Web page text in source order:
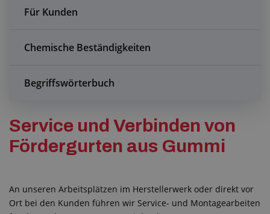
Für Kunden
Chemische Beständigkeiten
Begriffswörterbuch
Service und Verbinden von
Fördergurten aus Gummi
An unseren Arbeitsplätzen im Herstellerwerk oder direkt vor
Ort bei den Kunden führen wir Service- und Montagearbeiten